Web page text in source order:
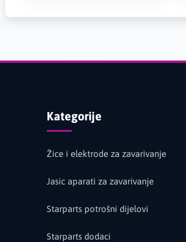
Kategorije
Žice i elektrode za zavarivanje
Jasic aparati za zavarivanje
Starparts potrošni dijelovi
Starparts dodaci